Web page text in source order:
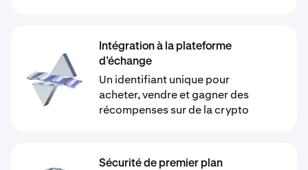
Intégration à la plateforme
d’échange
Un identifiant unique pour
acheter, vendre et gagner des
récompenses sur de la crypto
Sécurité de premier plan